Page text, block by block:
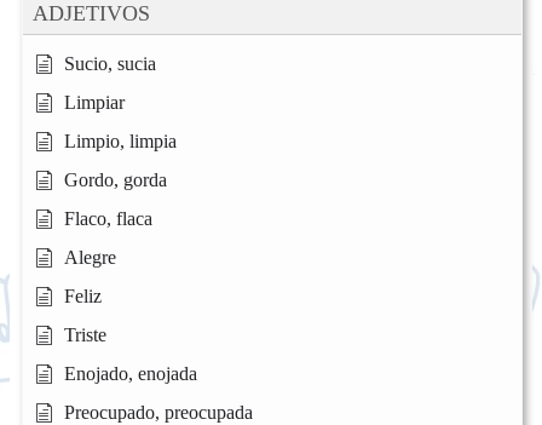
ADJETIVOS
Sucio, sucia
Limpiar
Limpio, limpia
Gordo, gorda
Flaco, flaca
Alegre
Feliz
Triste
Enojado, enojada
Preocupado, preocupada